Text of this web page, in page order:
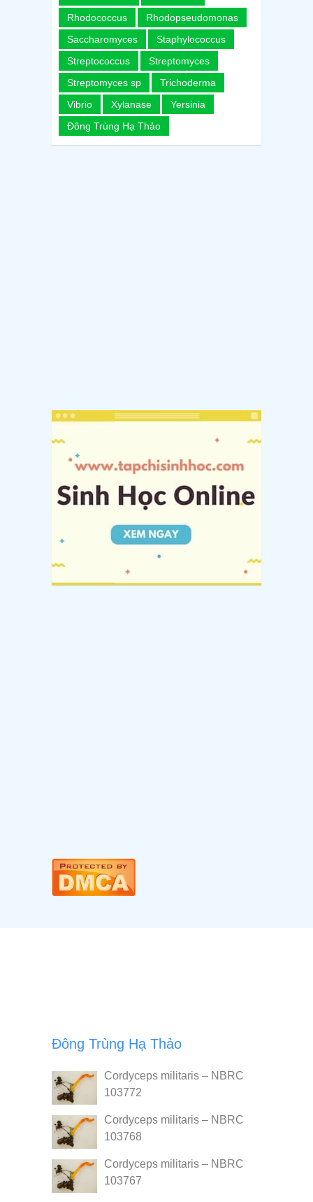
Rhodococcus
Rhodopseudomonas
Saccharomyces
Staphylococcus
Streptococcus
Streptomyces
Streptomyces sp
Trichoderma
Vibrio
Xylanase
Yersinia
Đông Trùng Hạ Thảo
Đông Trùng Hạ Thảo
Cordyceps militaris – NBRC
103772
Cordyceps militaris – NBRC
103768
Cordyceps militaris – NBRC
103767